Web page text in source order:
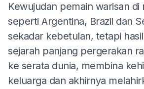
Kewujudan pemain warisan di
seperti Argentina, Brazil dan
sekadar kebetulan, tetapi
sejarah panjang pergerakan
ke serata dunia, membina
keluarga dan akhirnya